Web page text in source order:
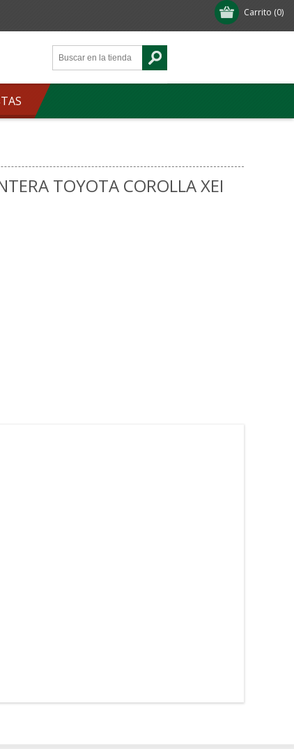
Carrito (0)
TOYOTA COROLLA XEI